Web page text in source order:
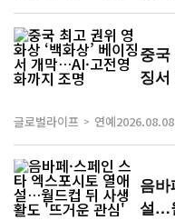
중국
징
글로벌라이프 연예
음바
설…